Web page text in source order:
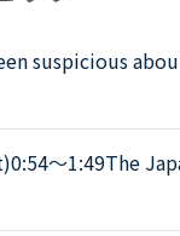
suspicious
are still going
industry and